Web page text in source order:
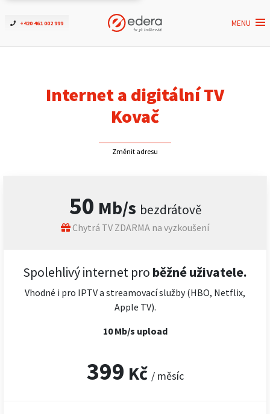
+420 461 002 999 MENU
Ověřit dostupnost
Kontakt
Internet a digitální TV
Kovač
Změnit adresu
50 Mb/s bezdrátově
Chytrá TV ZDARMA na vyzkoušení
Spolehlivý internet pro běžné uživatele.
Vhodné i pro IPTV a streamovací služby (HBO, Netflix,
Apple TV).
10 Mb/s upload
399 Kč / měsíc